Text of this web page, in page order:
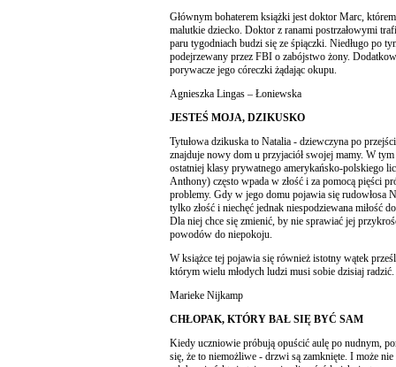
Głównym bohaterem książki jest doktor Marc,
malutkie dziecko. Doktor z ranami postrzałowymi
paru tygodniach budzi się ze śpiączki. Niedługo po
podejrzewany przez FBI o zabójstwo żony.
porywacze jego córeczki żądając okupu.
Agnieszka Lingas – Łoniewska
JESTEŚ MOJA, DZIKUSKO
Tytułowa dzikuska to Natalia - dziewczyna po
znajduje nowy dom u przyjaciół swojej mamy. W
ostatniej klasy prywatnego amerykańsko-polskiego
Anthony) często wpada w złość i za pomocą pięści
problemy. Gdy w jego domu pojawia się rudowłosa
tylko złość i niechęć jednak niespodziewana miłość
Dla niej chce się zmienić, by nie sprawiać jej
powodów do niepokoju.
W książce tej pojawia się również istotny wątek
którym wielu młodych ludzi musi sobie dzisiaj radzić.
Marieke Nijkamp
CHŁOPAK, KTÓRY BAŁ SIĘ BYĆ SAM
Kiedy uczniowie próbują opuścić aulę po nudnym,
się, że to niemożliwe - drzwi są zamknięte. I może